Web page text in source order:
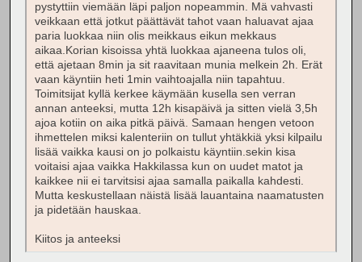
pystyttiin viemään läpi paljon nopeammin. Mä vahvasti
veikkaan että jotkut päättävät tahot vaan haluavat ajaa
paria luokkaa niin olis meikkaus eikun mekkaus
aikaa.Korian kisoissa yhtä luokkaa ajaneena tulos oli,
että ajetaan 8min ja sit raavitaan munia melkein 2h. Erät
vaan käyntiin heti 1min vaihtoajalla niin tapahtuu.
Toimitsijat kyllä kerkee käymään kusella sen verran
annan anteeksi, mutta 12h kisapäivä ja sitten vielä 3,5h
ajoa kotiin on aika pitkä päivä. Samaan hengen vetoon
ihmettelen miksi kalenteriin on tullut yhtäkkiä yksi kilpailu
lisää vaikka kausi on jo polkaistu käyntiin.sekin kisa
voitaisi ajaa vaikka Hakkilassa kun on uudet matot ja
kaikkee nii ei tarvitsisi ajaa samalla paikalla kahdesti.
Mutta keskustellaan näistä lisää lauantaina naamatusten
ja pidetään hauskaa.
Kiitos ja anteeksi